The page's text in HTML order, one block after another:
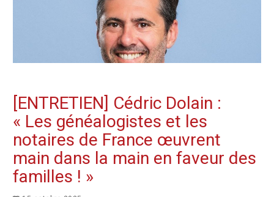
[ENTRETIEN] Cédric Dolain :
« Les généalogistes et les
notaires de France œuvrent
main dans la main en faveur des
familles ! »